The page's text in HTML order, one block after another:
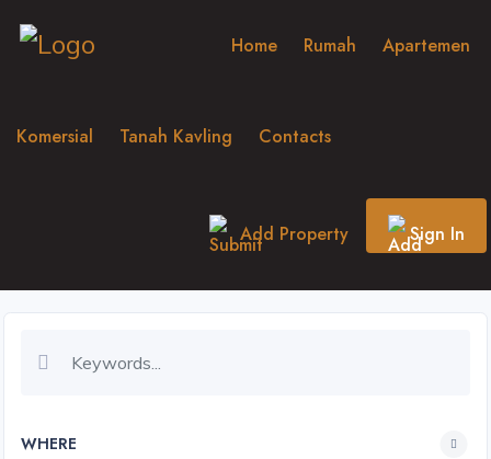
Home Rumah Apartemen
Komersial Tanah Kavling Contacts
Add Property Sign In
WHERE